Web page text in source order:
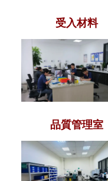
受入材料
品質管理室